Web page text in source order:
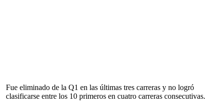
Fue eliminado de la Q1 en las últimas tres carreras y no logró
clasificarse entre los 10 primeros en cuatro carreras consecutivas.